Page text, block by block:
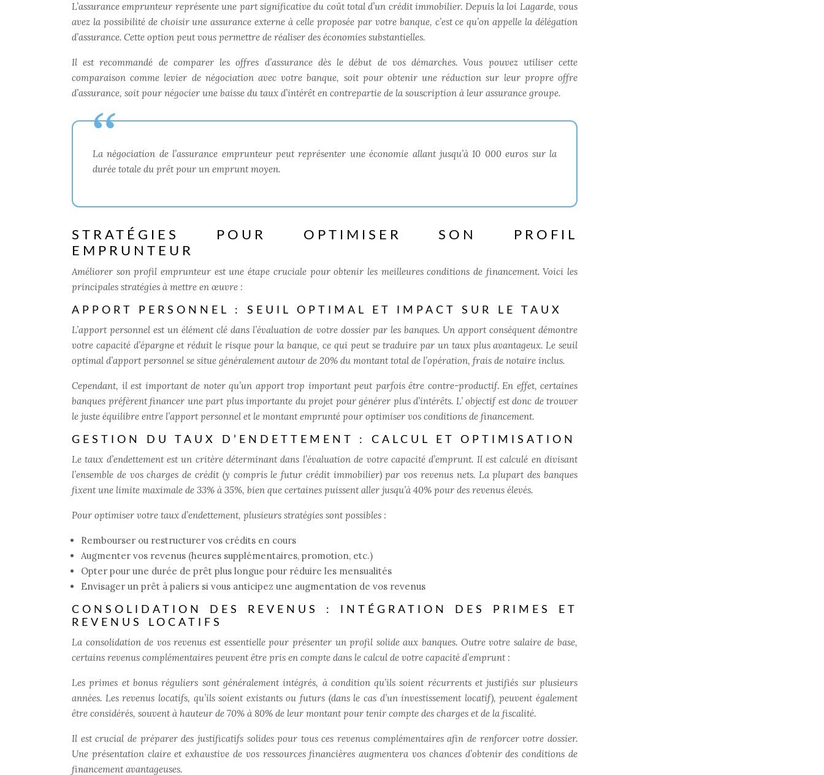
L’assurance emprunteur représente une part significative du coût total d’un crédit immobilier. Depuis la loi Lagarde, vous
avez la possibilité de choisir une assurance externe à celle proposée par votre banque, c’est ce qu’on appelle la délégation
d’assurance. Cette option peut vous permettre de réaliser des économies substantielles.
Il est recommandé de comparer les offres d’assurance dès le début de vos démarches. Vous pouvez utiliser cette
comparaison comme levier de négociation avec votre banque, soit pour obtenir une réduction sur leur propre offre
d’assurance, soit pour négocier une baisse du taux d’intérêt en contrepartie de la souscription à leur assurance groupe.
La négociation de l’assurance emprunteur peut représenter une économie allant jusqu’à 10 000 euros sur la
durée totale du prêt pour un emprunt moyen.
STRATÉGIES POUR OPTIMISER SON PROFIL
EMPRUNTEUR
Améliorer son profil emprunteur est une étape cruciale pour obtenir les meilleures conditions de financement. Voici les
principales stratégies à mettre en œuvre :
APPORT PERSONNEL : SEUIL OPTIMAL ET IMPACT SUR LE TAUX
L’apport personnel est un élément clé dans l’évaluation de votre dossier par les banques. Un apport conséquent démontre
votre capacité d’épargne et réduit le risque pour la banque, ce qui peut se traduire par un taux plus avantageux. Le seuil
optimal d’apport personnel se situe généralement autour de 20% du montant total de l’opération, frais de notaire inclus.
Cependant, il est important de noter qu’un apport trop important peut parfois être contre-productif. En effet, certaines
banques préfèrent financer une part plus importante du projet pour générer plus d’intérêts. L’ objectif est donc de trouver
le juste équilibre entre l’apport personnel et le montant emprunté pour optimiser vos conditions de financement.
GESTION DU TAUX D’ENDETTEMENT : CALCUL ET OPTIMISATION
Le taux d’endettement est un critère déterminant dans l’évaluation de votre capacité d’emprunt. Il est calculé en divisant
l’ensemble de vos charges de crédit (y compris le futur crédit immobilier) par vos revenus nets. La plupart des banques
fixent une limite maximale de 33% à 35%, bien que certaines puissent aller jusqu’à 40% pour des revenus élevés.
Pour optimiser votre taux d’endettement, plusieurs stratégies sont possibles :
Rembourser ou restructurer vos crédits en cours
Augmenter vos revenus (heures supplémentaires, promotion, etc.)
Opter pour une durée de prêt plus longue pour réduire les mensualités
Envisager un prêt à paliers si vous anticipez une augmentation de vos revenus
CONSOLIDATION DES REVENUS : INTÉGRATION DES PRIMES ET
REVENUS LOCATIFS
La consolidation de vos revenus est essentielle pour présenter un profil solide aux banques. Outre votre salaire de base,
certains revenus complémentaires peuvent être pris en compte dans le calcul de votre capacité d’emprunt :
Les primes et bonus réguliers sont généralement intégrés, à condition qu’ils soient récurrents et justifiés sur plusieurs
années. Les revenus locatifs, qu’ils soient existants ou futurs (dans le cas d’un investissement locatif), peuvent également
être considérés, souvent à hauteur de 70% à 80% de leur montant pour tenir compte des charges et de la fiscalité.
Il est crucial de préparer des justificatifs solidespour tous ces revenus complémentaires afin de renforcer votre dossier.
Une présentation claire et exhaustive de vos ressources financières augmentera vos chances d’obtenir des conditions de
financement avantageuses.